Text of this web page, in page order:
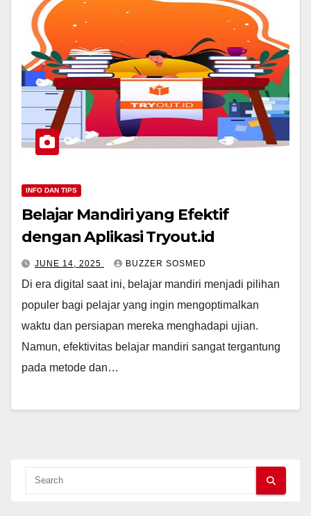
INFO DAN TIPS
Belajar Mandiri yang Efektif
dengan Aplikasi Tryout.id
JUNE 14, 2025 BUZZER SOSMED
Di era digital saat ini, belajar mandiri menjadi pilihan
populer bagi pelajar yang ingin mengoptimalkan
waktu dan persiapan mereka menghadapi ujian.
Namun, efektivitas belajar mandiri sangat tergantung
pada metode dan…